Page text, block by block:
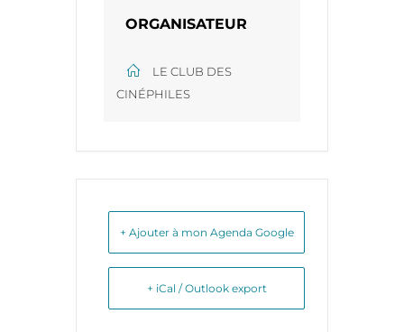
ORGANISATEUR
LE CLUB DES
CINÉPHILES
+ Ajouter à mon Agenda Google
+ iCal / Outlook export